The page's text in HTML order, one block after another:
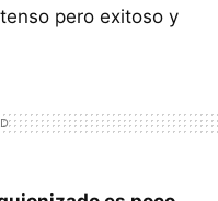
pero exitoso y